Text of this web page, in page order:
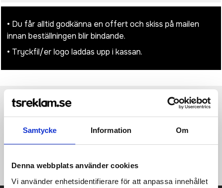
Samtycke Information Om
Denna webbplats använder cookies
Vi använder enhetsidentifierare för att anpassa innehållet
• Du får alltid godkänna en offert och skiss på mailen
innan beställningen blir bindande.
• Tryckfil/er logo laddas upp i kassan.
Recensioner